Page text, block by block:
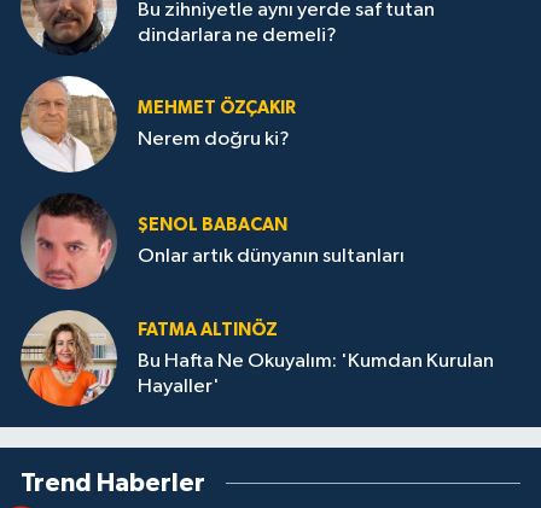
Bu zihniyetle aynı yerde saf tutan
dindarlara ne demeli?
MEHMET ÖZÇAKIR
Nerem doğru ki?
ŞENOL BABACAN
Onlar artık dünyanın sultanları
FATMA ALTINÖZ
Bu Hafta Ne Okuyalım: 'Kumdan Kurulan
Hayaller'
Trend Haberler